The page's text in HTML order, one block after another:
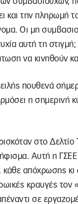
την πληρωμή
Οι μη
αυτή τη
να κινηθούν
πουθενά
η σημερινή
στο
Αυτή η ΓΣΕΕ
κάθε απόχρωσης κι
κραυγές τον
σε